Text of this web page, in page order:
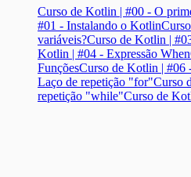
Curso de Kotlin | #00 - O
#01 - Instalando o Kotlin
variáveis?Curso de Kotlin |
Kotlin | #04 - Expressão When
FunçõesCurso de Kotlin | #06
Laço de repetição "for"Curso
repetição "while"Curso de